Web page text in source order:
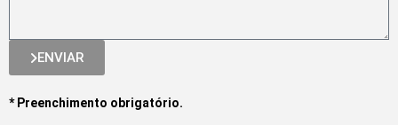
ENVIAR
* Preenchimento obrigatório.